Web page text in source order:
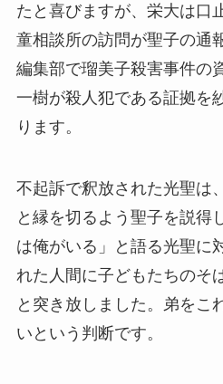
たと喜びますが、栄大は口
童相談所の訪問が聖子の通
編集部で瑠美子殺害事件の
一樹が殺人犯である証拠を
ります。
不起訴で釈放された光聖は
と縁を切るよう聖子を説得
は俺がいる」と語る光聖に
れた人間に子どもたちのそ
と突き放しました。弟をこ
いという判断です。